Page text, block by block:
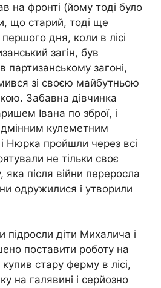
на фронті (йому тоді було
що старий, тоді ще
дня, коли в лісі
загін, був
партизанському загоні,
зі своєю майбутньою
Забавна дівчинка
Івана по зброї, і
кулеметним
Нюрка пройшли через всі
не тільки своє
після війни переросла
одружилися і утворили
підросли діти Михалича і
поставити роботу на
стару ферму в лісі,
на галявині і серйозно